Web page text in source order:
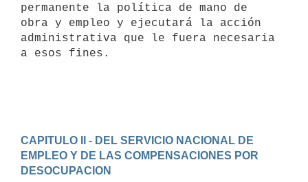
permanente la política de mano de
obra y empleo y ejecutará la acción
administrativa que le fuera necesaria
a esos fines.
CAPITULO II - DEL SERVICIO NACIONAL DE
EMPLEO Y DE LAS COMPENSACIONES POR
DESOCUPACION